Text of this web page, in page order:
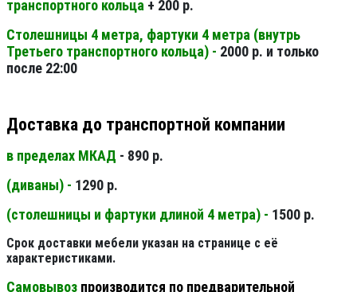
транспортного кольца + 200 р.
Столешницы 4 метра, фартуки 4 метра (внутрь
Третьего транспортного кольца) - 2000 р. и только
после 22:00
Доставка до транспортной компании
в пределах МКАД - 890 р.
(диваны) - 1290 р.
(столешницы и фартуки длиной 4 метра) - 1500 р.
Срок доставки мебели указан на странице с её
характеристиками.
Самовывоз производится по предварительной